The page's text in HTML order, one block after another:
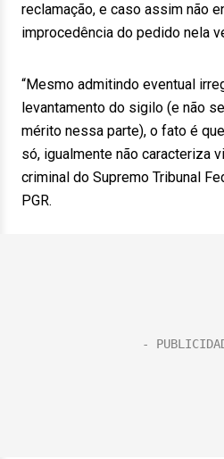
reclamação, e caso assim não
improcedência do pedido nela
“Mesmo admitindo eventual
levantamento do sigilo (e não
mérito nessa parte), o fato é
só, igualmente não caracteriza
criminal do Supremo Tribunal
PGR.